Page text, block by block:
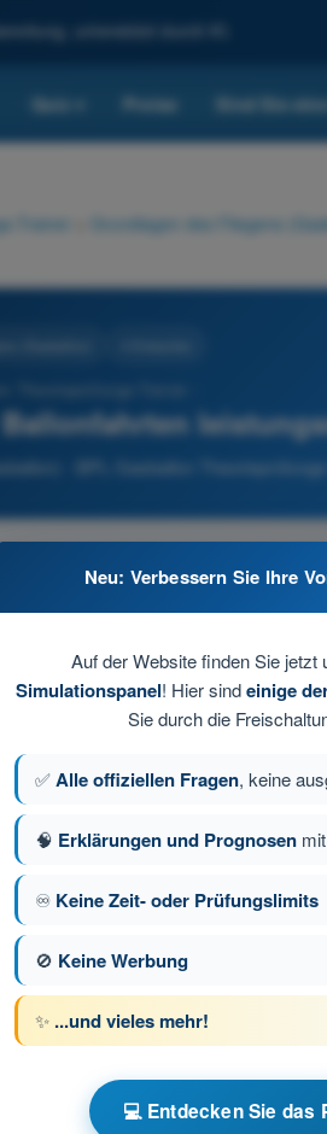
unterstützt durch KI.
Quiz Preise Sind Sie
Trainer Grundlagen des Fliegens
- BPL Gasballon Theorieprüfungs-
Steigen, Sinken und Tragreserve.
57 von 80
BPL Gasballon
- Grundlagen des Fliegens (Gasballon)
des Fliegens (Gasballon)
Neu: Verbessern Sie Ihre
Auf der Website finden Sie jetzt
Simulationspanel! Hier sindeinige
Sie durch die
✅Alle offiziellen Fragen, keine
🧠 Erklärungen und Prognosen
♾️ Keine Zeit- oder Prüfungslimits
🚫 Keine Werbung
✨ ...und vieles mehr!
💻 Entdecken Sie das